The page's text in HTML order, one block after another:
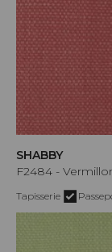
SHABBY
F2484 -
Tapisserie